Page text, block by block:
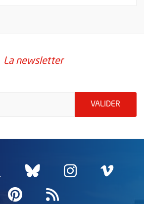
La newsletter
VALIDER
une nouvelle fenêtre
Twitter
, Ouvre une nouvelle
Bluesky
, Ouvre une
Instagram
, Ouvre
,
Pinterest
, Ouvre une
Flux RSS